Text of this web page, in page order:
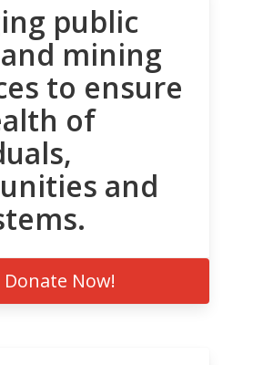
public
mining
to ensure
of
and
Donate Now!